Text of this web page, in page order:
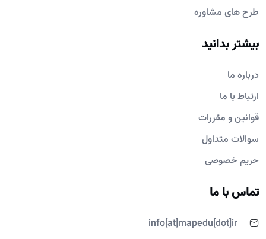
طرح های مشاوره
بیشتر بدانید
درباره ما
ارتباط با ما
قوانین و مقررات
سوالات متداول
حریم خصوصی
تماس با ما
info[at]mapedu[dot]ir